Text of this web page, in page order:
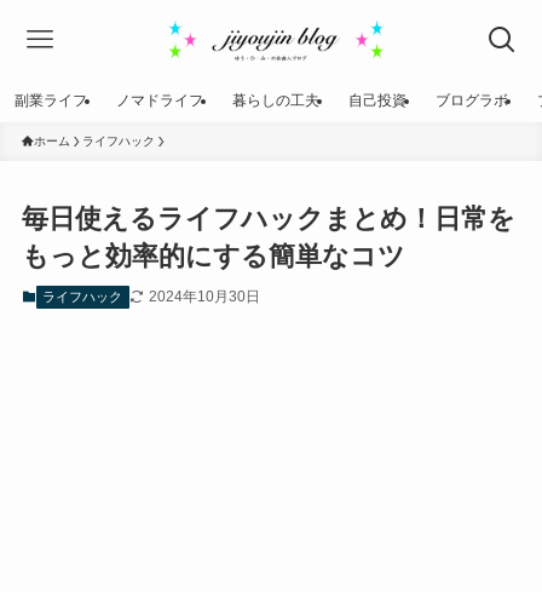
副業ライフ ノマドライフ 暮らしの工夫 自己投資 ブログラボ
ホーム ライフハック
毎日使えるライフハックまとめ！日常を
もっと効率的にする簡単なコツ
ライフハック 2024年10月30日